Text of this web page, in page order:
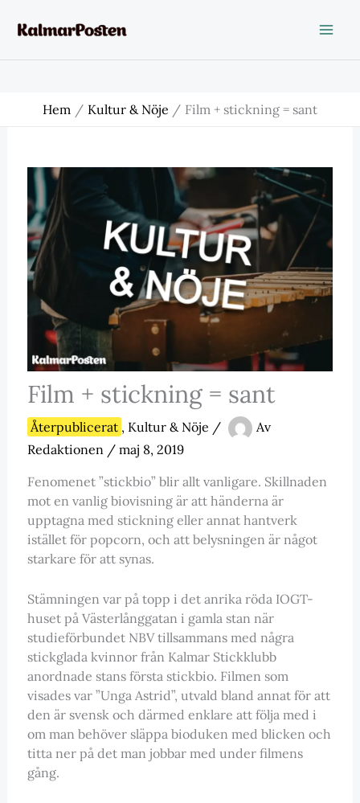
Hem Kultur & Nöje Film + stickning = sant
Film + stickning = sant
Återpublicerat , Kultur & Nöje /
Av
Redaktionen / maj 8, 2019
Fenomenet ”stickbio” blir allt vanligare. Skillnaden
mot en vanlig biovisning är att händerna är
upptagna med stickning eller annat hantverk
istället för popcorn, och att belysningen är något
starkare för att synas.
Stämningen var på topp i det anrika röda IOGT-
huset på Västerlånggatan i gamla stan när
studieförbundet NBV tillsammans med några
stickglada kvinnor från Kalmar Stickklubb
anordnade stans första stickbio. Filmen som
visades var ”Unga Astrid”, utvald bland annat för att
den är svensk och därmed enklare att följa med i
om man behöver släppa bioduken med blicken och
titta ner på det man jobbar med under filmens
gång.